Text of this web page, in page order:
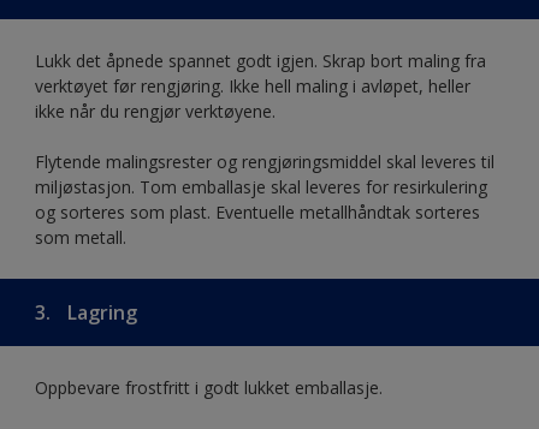
Lukk det åpnede spannet godt igjen. Skrap bort maling fra
verktøyet før rengjøring. Ikke hell maling i avløpet, heller
ikke når du rengjør verktøyene.
Flytende malingsrester og rengjøringsmiddel skal leveres til
miljøstasjon. Tom emballasje skal leveres for resirkulering
og sorteres som plast. Eventuelle metallhåndtak sorteres
som metall.
3. Lagring
Oppbevare frostfritt i godt lukket emballasje.